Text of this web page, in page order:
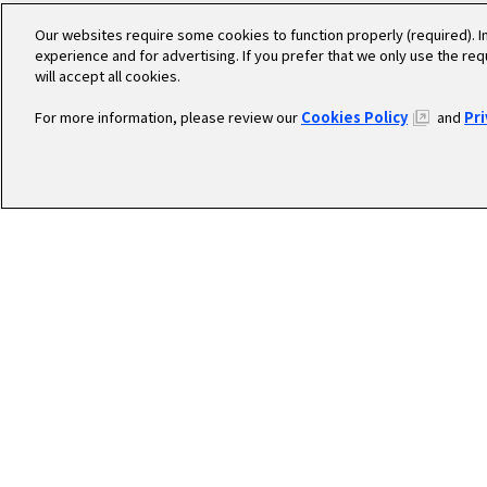
Our websites require some cookies to function properly (required).
experience and for advertising. If you prefer that we only use the
will accept all cookies.
For more information, please review our Cookies Policy and